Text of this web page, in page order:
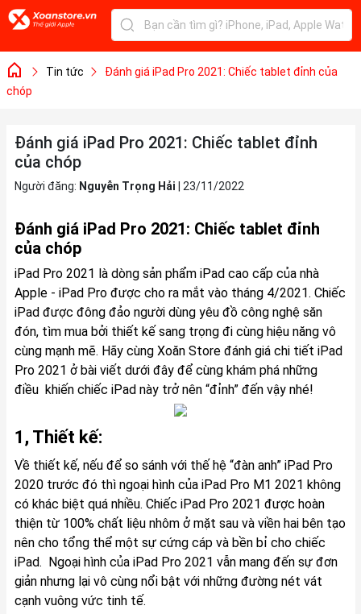
Tin tức
Đánh giá iPad Pro 2021: Chiếc tablet đỉnh của
chóp
Đánh giá iPad Pro 2021: Chiếc tablet đỉnh
của chóp
Người đăng: Nguyễn Trọng Hải 23/11/2022
Đánh giá iPad Pro 2021: Chiếc tablet đỉnh
của chóp
iPad Pro 2021 là dòng sản phẩm iPad cao cấp của nhà
Apple - iPad Prođược cho ra mắt vào tháng 4/2021. Chiếc
iPad được đông đảo người dùng yêu đồ công nghệ săn
đón, tìm mua bởi thiết kế sang trọng đi cùng hiệu năng vô
cùng mạnh mẽ. Hãy cùng Xoăn Store đánh giá chi tiết iPad
Pro 2021 ở bài viết dưới đây để cùng khám phá những
điều khiến chiếc iPad này trở nên “đỉnh” đến vậy nhé!
1, Thiết kế:
Về thiết kế, nếu để so sánh với thế hệ “đàn anh” iPad Pro
2020 trước đó thì ngoại hình của iPad Pro M1 2021 không
có khác biệt quá nhiều. Chiếc iPad Pro 2021 được hoàn
thiện từ 100% chất liệu nhôm ở mặt sau và viền hai bên tạo
nên cho tổng thể một sự cứng cáp và bền bỉ cho chiếc
iPad. Ngoại hình của iPad Pro 2021 vẫn mang đến sự đơn
giản nhưng lại vô cùng nổi bật với những đường nét vát
cạnh vuông vức tinh tế.